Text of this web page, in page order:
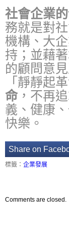
社會企業
務就是對
機構、大
持；並藉
的顧問意
「靜靜起
命，不再
義、健康
快樂。
Share on
標籤： 企業發展
Comments are closed.